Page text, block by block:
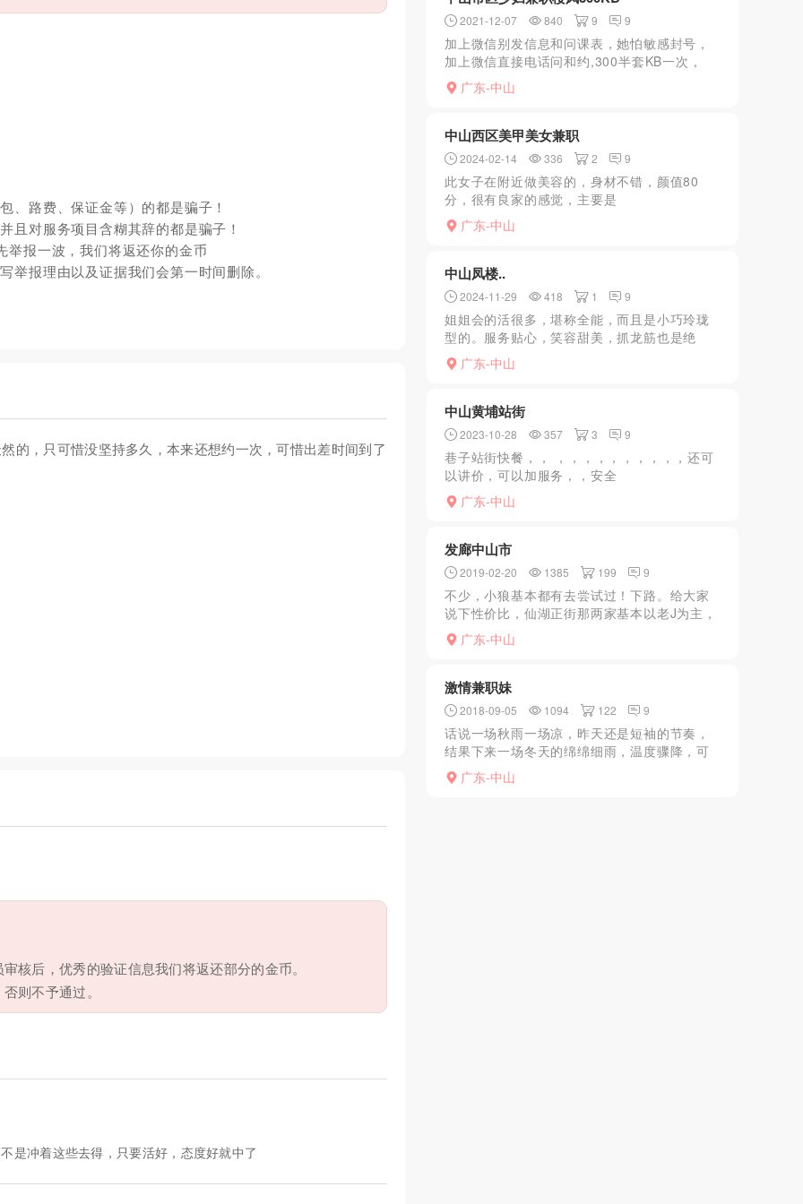
、路费、保证金等）的都是骗子！
且对服务项目含糊其辞的都是骗子！
举报一波，我们将返还你的金币
举报理由以及证据我们会第一时间删除。
的，只可惜没坚持多久，本来还想约一次，可惜出差时间到了
核后，优秀的验证信息我们将返还部分的金币。
则不予通过。
是冲着这些去得，只要活好，态度好就中了
2021-12-07 840 9 9
加上微信别发信息和问课表，她怕敏感封号，
加上微信直接电话问和约,300半套KB一次，
500一次可以啪啪......................
广东-中山
中山西区美甲美女兼职
2024-02-14 336 2 9
此女子在附近做美容的，身材不错，颜值80
分，很有良家的感觉，主要是
紧...........................................
广东-中山
中山凤楼..
2024-11-29 418 1 9
姐姐会的活很多，堪称全能，而且是小巧玲珑
型的。服务贴心，笑容甜美，抓龙筋也是绝
了，口活了得，胸推滑爽，阴道粉一线天，喷
水如喷泉浪花一朵朵，身体皮肤光滑细腻，摸
广东-中山
中山黄埔站街
2023-10-28 357 3 9
巷子站街快餐，， ，，，，，，，，，，还可
以讲价，可以加服务，，安全
广东-中山
发廊中山市
2019-02-20 1385 199 9
不少，小狼基本都有去尝试过！下路。给大家
说下性价比，仙湖正街那两家基本以老J为主，
身材样子很一般，去附近出租房！五桂山长命
水市场里，女女20多岁，就是Bo不够大，130
广东-中山
激情兼职妹
2018-09-05 1094 122 9
话说一场秋雨一场凉，昨天还是短袖的节奏，
结果下来一场冬天的绵绵细雨，温度骤降，可
这依旧不能熄灭心中的热火。距离本L上次发帖
已经达三月之久，实在是饥渴难耐，于是微信
广东-中山